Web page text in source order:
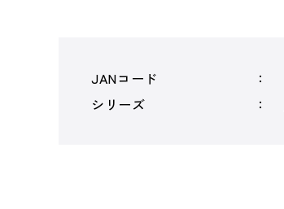
JANコード
シリーズ